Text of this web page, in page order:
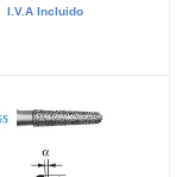
I.V.A Incluido